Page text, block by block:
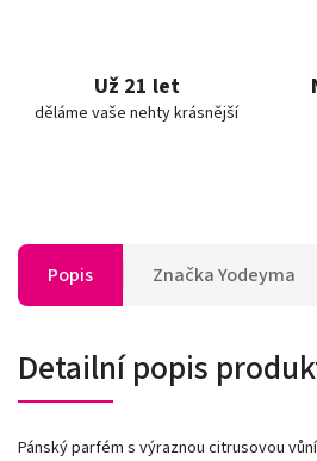
Už 21 let
děláme vaše nehty krásnější
Popis ZnačkaYodeyma
Detailní popis
Pánský parfém s výraznou citrusovou